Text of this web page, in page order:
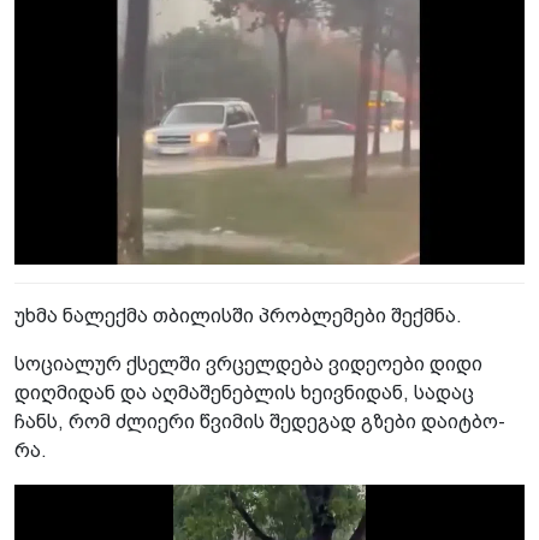
უხმა ნა­ლექ­მა თბი­ლის­ში პრობ­ლე­მე­ბი შექ­მნა.
სო­ცი­ა­ლურ ქსელ­ში ვრცელ­დე­ბა ვი­დე­ო­ე­ბი დიდი
დიღ­მი­დან და აღ­მა­შე­ნებ­ლის ხე­ივ­ნი­დან, სა­დაც
ჩანს, რომ ძლი­ე­რი წვი­მის შე­დე­გად გზე­ბი და­იტ­ბო­
რა.